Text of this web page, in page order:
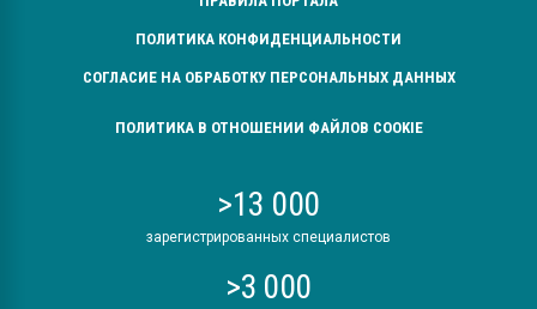
ПОЛИТИКА КОНФИДЕНЦИАЛЬНОСТИ
СОГЛАСИЕ НА ОБРАБОТКУ ПЕРСОНАЛЬНЫХ ДАННЫХ
ПОЛИТИКА В ОТНОШЕНИИ ФАЙЛОВ COOKIE
>13 000
зарегистрированных специалистов
>3 000